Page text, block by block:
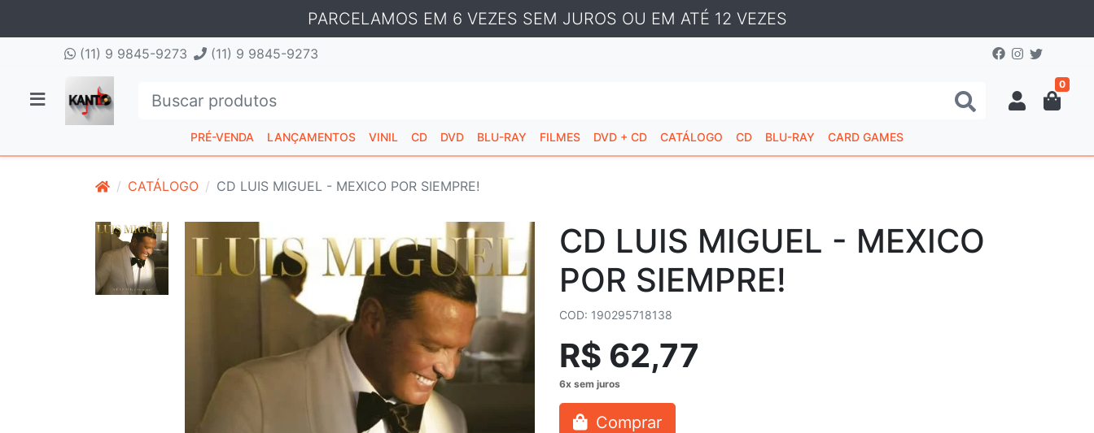
PARCELAMOS EM 6 VEZES SEM JUROS OU EM ATÉ 12 VEZES
(11) 9 9845-9273 (11) 9 9845-9273
0
PRÉ-VENDA LANÇAMENTOS VINIL CD DVD BLU-RAY FILMES DVD + CD CATÁLOGO CD BLU-RAY CARD GAMES
CATÁLOGO CD LUIS MIGUEL - MEXICO POR SIEMPRE!
CD LUIS MIGUEL - MEXICO
POR SIEMPRE!
COD: 190295718138
R$ 62,77
Comprar